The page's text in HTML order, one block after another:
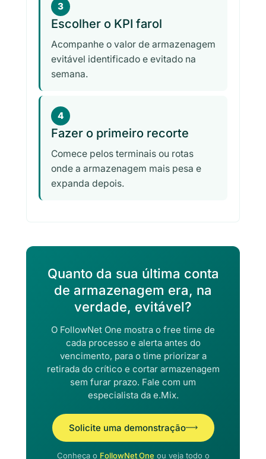
3
Escolher o KPI farol
Acompanhe o valor de armazenagem
evitável identificado e evitado na
semana.
4
Fazer o primeiro recorte
Comece pelos terminais ou rotas
onde a armazenagem mais pesa e
expanda depois.
Quanto da sua última conta
de armazenagem era, na
verdade, evitável?
O FollowNet One mostra o free time de
cada processo e alerta antes do
vencimento, para o time priorizar a
retirada do crítico e cortar armazenagem
sem furar prazo. Fale com um
especialista da e.Mix.
Solicite uma demonstração
Conheça o FollowNet One ou veja todo o